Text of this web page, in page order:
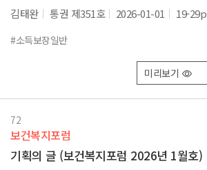
김태완 통권 제351호 2026-01-01 19-29p
#소득보장일반
미리보기
72
보건복지포럼
기획의 글 (보건복지포럼 2026년 1월호)